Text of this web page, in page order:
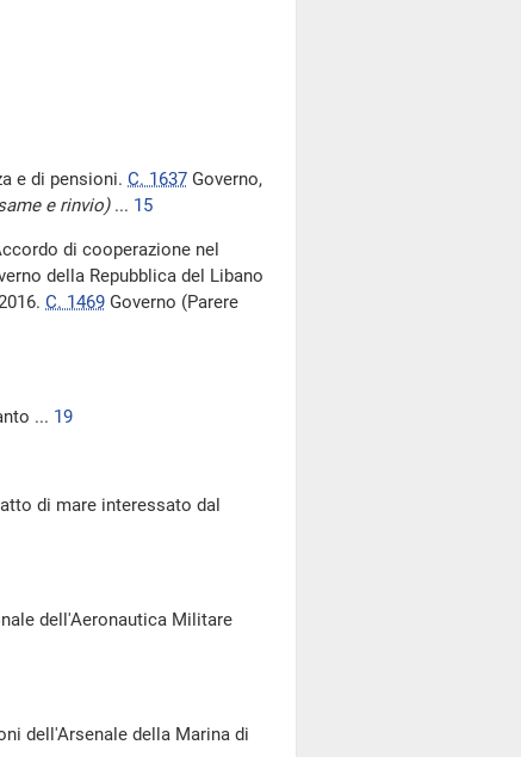
e di pensioni. C. 1637 Governo,
e rinvio)... 15
di cooperazione nel
della Repubblica del Libano
C. 1469 Governo (Parere
... 19
di mare interessato dal
dell'Aeronautica Militare
dell'Arsenale della Marina di